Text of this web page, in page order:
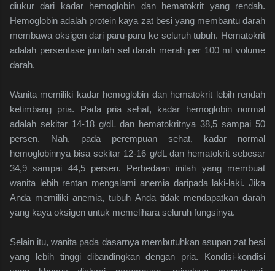
diukur dari kadar hemoglobin dan hematokrit yang rendah.
Hemoglobin adalah protein kaya zat besi yang membantu darah
membawa oksigen dari paru-paru ke seluruh tubuh. Hematokrit
adalah persentase jumlah sel darah merah per 100 ml volume
darah.
Wanita memiliki kadar hemoglobin dan hematokrit lebih rendah
ketimbang pria. Pada pria sehat, kadar hemoglobin normal
adalah sekitar 14-18 g/dL dan hematokritnya 38,5 sampai 50
persen. Nah, pada perempuan sehat, kadar normal
hemoglobinnya bisa sekitar 12-16 g/dL dan hematokrit sebesar
34,9 sampai 44,5 persen. Perbedaan inilah yang membuat
wanita lebih rentan mengalami anemia daripada laki-laki. Jika
Anda memiliki anemia, tubuh Anda tidak mendapatkan darah
yang kaya oksigen untuk memelihara seluruh fungsinya.
Selain itu, wanita pada dasarnya membutuhkan asupan zat besi
yang lebih tinggi dibandingkan dengan pria. Kondisi-kondisi